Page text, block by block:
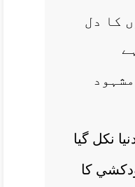
کا دل
نکل گيا
کا